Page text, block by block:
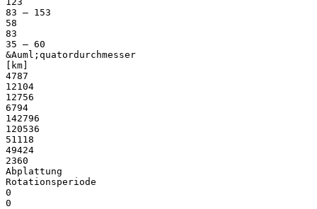
83 – 153
58
83
35 – 60
&Auml;quatordurchmesser
[km]
4787
12104
12756
6794
142796
120536
51118
49424
2360
Abplattung
Rotationsperiode
0
0